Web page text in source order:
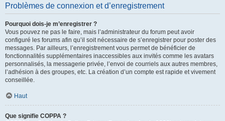
Problèmes de connexion et d’enregistrement
Pourquoi dois-je m’enregistrer ?
Vous pouvez ne pas le faire, mais l’administrateur du forum peut avoir
configuré les forums afin qu’il soit nécessaire de s’enregistrer pour poster des
messages. Par ailleurs, l’enregistrement vous permet de bénéficier de
fonctionnalités supplémentaires inaccessibles aux invités comme les avatars
personnalisés, la messagerie privée, l’envoi de courriels aux autres membres,
l’adhésion à des groupes, etc. La création d’un compte est rapide et vivement
conseillée.
Haut
Que signifie COPPA ?